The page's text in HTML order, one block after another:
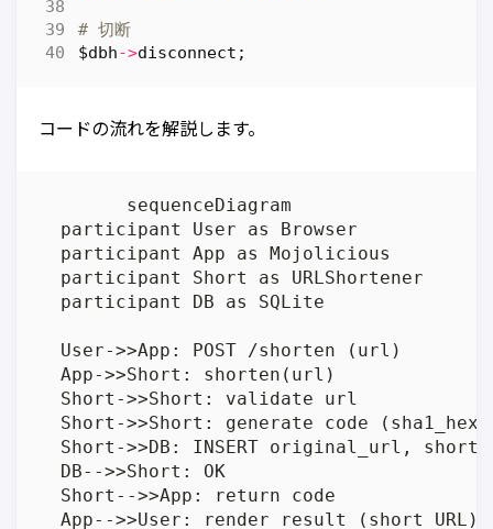
# 切断
$dbh->disconnect ;
コードの流れを解説します。
  participant User as Browser
  participant App as Mojolicious
  participant Short as URLShortener
  participant DB as SQLite
  User->>App: POST /shorten (url)
  App->>Short: shorten(url)
  Short->>Short: validate url
Short->>Short: generate code (sha1_hex
Short->>DB: INSERT original_url,
  DB-->>Short: OK
  Short-->>App: return code